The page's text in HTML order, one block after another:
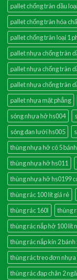
pallet chống tràn dầu
pallet chống tràn hóa
pallet chống tràn loại 1
pallet nhựa chống tràn
pallet nhựa chống tràn
pallet nhựa chống tràn
pallet nhựa mặt phẳng
sóng nhựa hở hs004
sóng đan lưới hs005
thùng nhựa hở có 5
thùng nhựa hở hs011
thùng nhựa hở hs0199
thùng rác 100 lít giá rẻ
thùng rác 160l
thùng
thùng rác nắp hở 100 lít
thùng rác nắp kín 2
thùng rác treo đơn
thùng rác đạp chân 2